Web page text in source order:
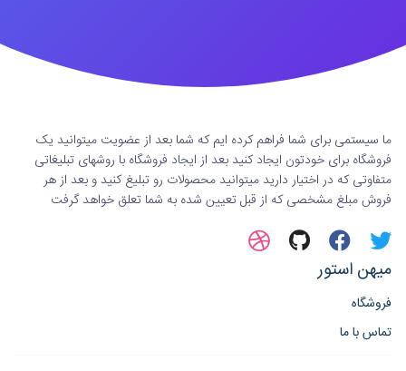
ما سیستمی برای شما فراهم کرده ایم که شما بعد از عضویت میتوانید یک
فروشگاه برای خودتون ایجاد کنید بعد از ایجاد فروشگاه با روشهای تبلیغاتی
متفاوتی که در اختیار دارید میتوانید محصولات رو تبلیغ کنید و بعد از هر
فروش مبلغ مشخصی که از قبل تعیین شده به شما تعلق خواهد گرفت
میهن استور
فروشگاه
تماس با ما